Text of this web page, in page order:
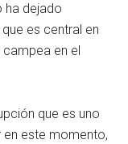
ha dejado
es central en
en el
que es uno
este momento,